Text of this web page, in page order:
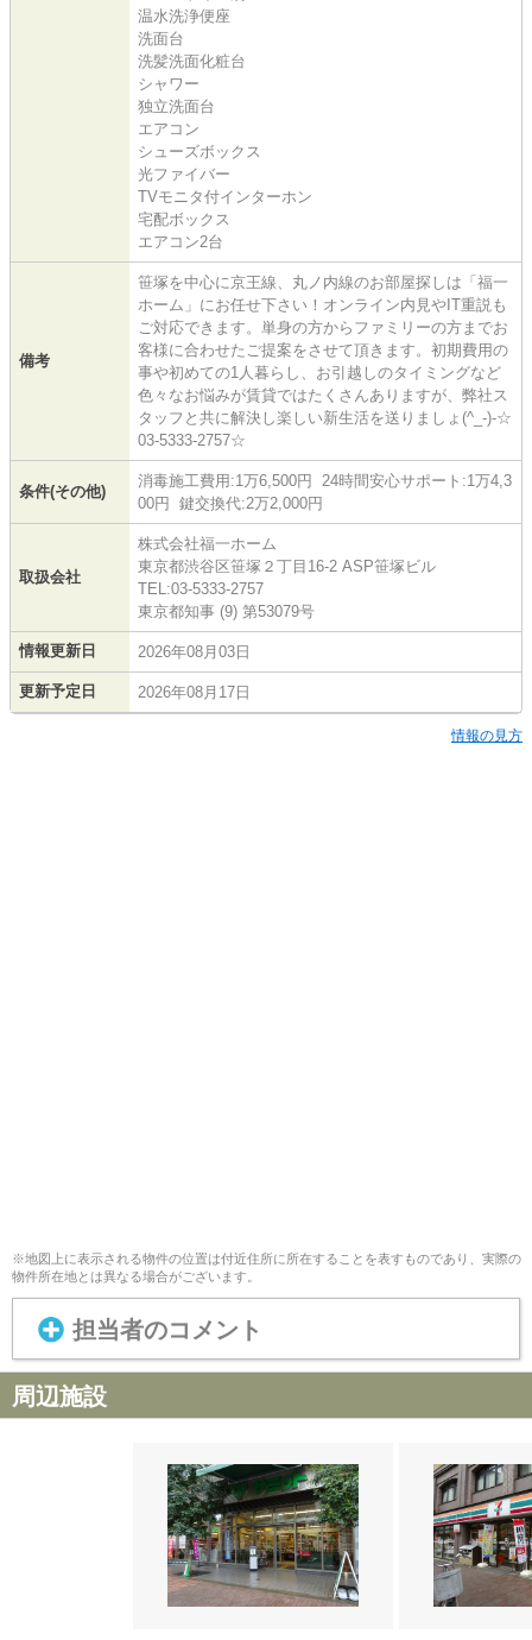
温水洗浄便座
洗面台
洗髪洗面化粧台
シャワー
独立洗面台
エアコン
シューズボックス
光ファイバー
TVモニタ付インターホン
宅配ボックス
エアコン2台
備考
笹塚を中心に京王線、丸ノ内線のお部屋探しは「福一
ホーム」にお任せ下さい！オンライン内見やIT重説も
ご対応できます。単身の方からファミリーの方までお
客様に合わせたご提案をさせて頂きます。初期費用の
事や初めての1人暮らし、お引越しのタイミングなど
色々なお悩みが賃貸ではたくさんありますが、弊社ス
タッフと共に解決し楽しい新生活を送りましょ(^_-)-☆
03-5333-2757☆
条件(その他)
消毒施工費用:1万6,500円 24時間安心サポート:1万4,3
00円 鍵交換代:2万2,000円
取扱会社
株式会社福一ホーム
東京都渋谷区笹塚２丁目16-2 ASP笹塚ビル
TEL:03-5333-2757
東京都知事 (9) 第53079号
情報更新日 2026年08月03日
更新予定日 2026年08月17日
情報の見方
※地図上に表示される物件の位置は付近住所に所在することを表すものであり、実際の
物件所在地とは異なる場合がございます。
担当者のコメント
周辺施設